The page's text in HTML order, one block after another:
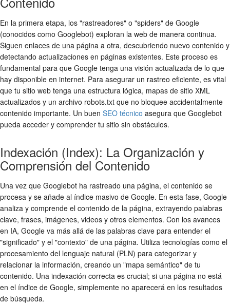
En la primera etapa, los "rastreadores" o "spiders" de Google
(conocidos como Googlebot) exploran la web de manera continua.
Siguen enlaces de una página a otra, descubriendo nuevo contenido y
detectando actualizaciones en páginas existentes. Este proceso es
fundamental para que Google tenga una visión actualizada de lo que
hay disponible en internet. Para asegurar un rastreo eficiente, es vital
que tu sitio web tenga una estructura lógica, mapas de sitio XML
actualizados y un archivo robots.txt que no bloquee accidentalmente
contenido importante. Un buen SEO técnico asegura que Googlebot
pueda acceder y comprender tu sitio sin obstáculos.
Indexación (Index): La Organización y
Comprensión del Contenido
Una vez que Googlebot ha rastreado una página, el contenido se
procesa y se añade al índice masivo de Google. En esta fase, Google
analiza y comprende el contenido de la página, extrayendo palabras
clave, frases, imágenes, videos y otros elementos. Con los avances
en IA, Google va más allá de las palabras clave para entender el
"significado" y el "contexto" de una página. Utiliza tecnologías como el
procesamiento del lenguaje natural (PLN) para categorizar y
relacionar la información, creando un "mapa semántico" de tu
contenido. Una indexación correcta es crucial; si una página no está
en el índice de Google, simplemente no aparecerá en los resultados
de búsqueda.